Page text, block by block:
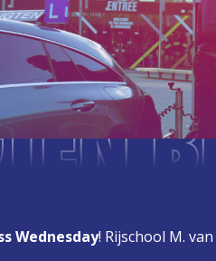
Wednesday! Rijschool M.